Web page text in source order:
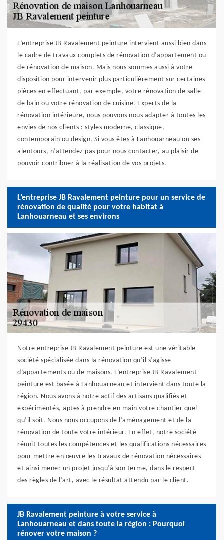
L’entreprise JB Ravalement peinture intervient aussi bien dans
le cadre de travaux complets de rénovation d’appartement ou
de rénovation de maison. Mais nous sommes aussi à votre
disposition pour intervenir plus particulièrement sur certaines
pièces en effectuant, par exemple, votre rénovation de salle
de bain ou votre rénovation de cuisine. Experts de la
rénovation intérieure, nous pouvons nous adapter à toutes les
envies de nos clients : styles moderne, classique,
contemporain ou design. Si vous êtes à Lanhouarneau ou ses
alentours, n’attendez pas pour nous contacter, au plaisir de
pouvoir contribuer à la réalisation de vos projets.
L’entreprise JB Ravalement peinture pour un service de
rénovation de qualité pour votre habitat à
Lanhouarneau et ses environs
Notre entreprise JB Ravalement peinture est une véritable
société spécialisée dans la rénovation qu’il s’agisse
d’appartements ou de maisons. L’entreprise JB Ravalement
peinture est basée à Lanhouarneau et intervient dans toute la
région. Nous avons à notre actif des artisans qualifiés et
expérimentés, aptes à prendre en main votre chantier quel
qu’il soit. Nous nous occupons de l’aménagement et de la
rénovation de toute votre intérieur. En effet, notre société
réunit toutes les compétences et les qualifications nécessaires
pour mettre en œuvre les travaux de rénovation nécessaires
et ainsi mener un projet jusqu’à son terme, dans le respect
des règles de l’art, avec le résultat attendu par le client.
JB Ravalement peinture à votre service à
Lanhouarneau et dans toute la région : Pourquoi
rénover votre maison ?